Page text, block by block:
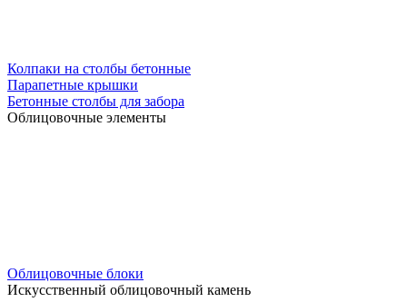
Колпаки на столбы бетонные
Парапетные крышки
Бетонные столбы для забора
Облицовочные элементы
Облицовочные блоки
Искусственный облицовочный камень